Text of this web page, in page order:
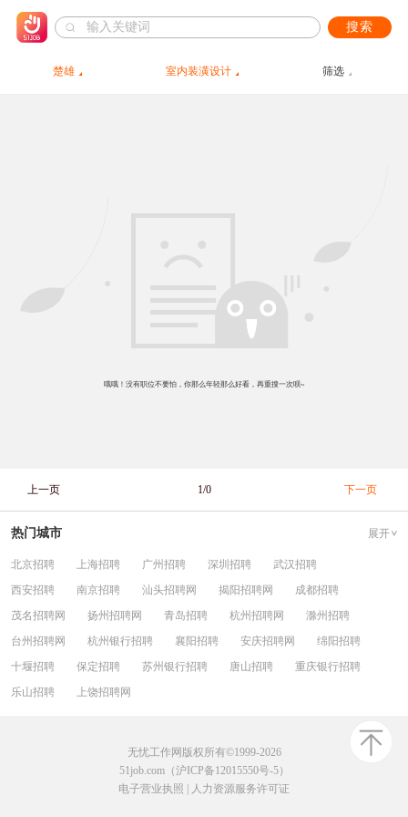
搜索
楚雄 室内装潢设计 筛选
哦哦！没有职位不要怕，你那么年轻那么好看，再重搜一次呗~
上一页 1/0 下一页
热门城市 展开
北京招聘 上海招聘 广州招聘 深圳招聘
武汉招聘
西安招聘
南京招聘 汕头招聘网 揭阳招聘网
成都招聘
茂名招聘网
扬州招聘网 青岛招聘 杭州招聘网
滁州招聘
台州招聘网
杭州银行招聘 襄阳招聘 安庆招聘网
绵阳招聘
十堰招聘
保定招聘 苏州银行招聘 唐山招聘
重庆银行招聘
乐山招聘
上饶招聘网
无忧工作网版权所有©1999-2026
51job.com（沪ICP备12015550号-5）
电子营业执照
人力资源服务许可证